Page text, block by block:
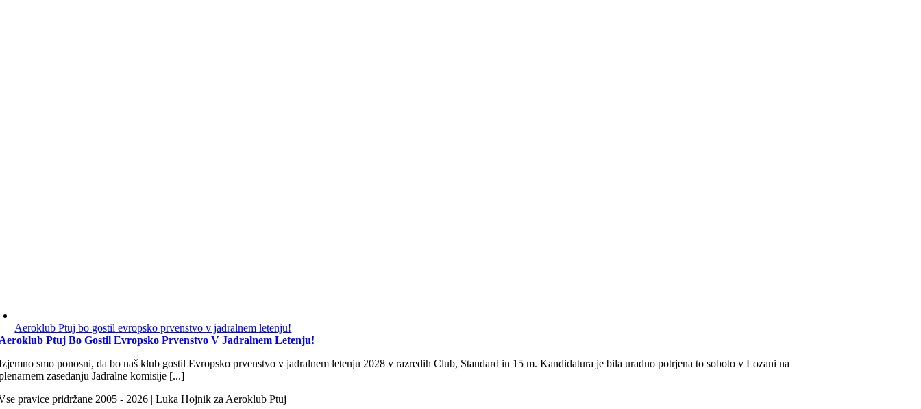
Aeroklub Ptuj bo gostil evropsko prvenstvo v jadralnem letenju!
Ptuj Bo Gostil Evropsko Prvenstvo V Jadralnem Letenju!
smo ponosni, da bo naš klub gostil Evropsko prvenstvo v jadralnem letenju 2028 v razredih Club, Standard in 15 m. Kandidatura je bila uradno potrjena to soboto v Lozani na
zasedanju Jadralne komisije [...]
pravice pridržane 2005 - 2026 | Luka Hojnik za Aeroklub Ptuj